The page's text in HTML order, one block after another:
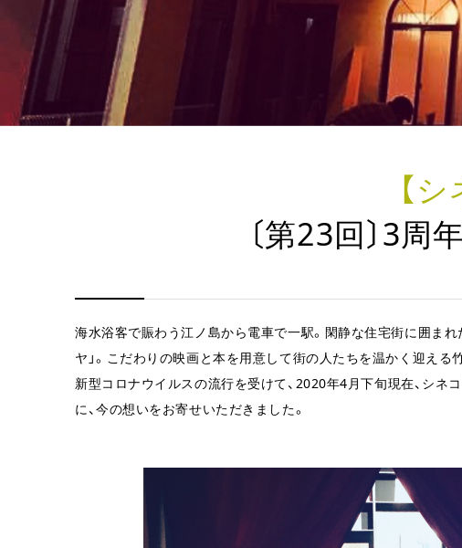
【
〔第23回〕3
海水浴客で賑わう江ノ島から電車で一駅。閑静な住宅街に囲ま
ヤ」。こだわりの映画と本を用意して街の人たちを温かく迎える
新型コロナウイルスの流行を受けて、2020年4月下旬現在、シ
に、今の想いをお寄せいただきました。